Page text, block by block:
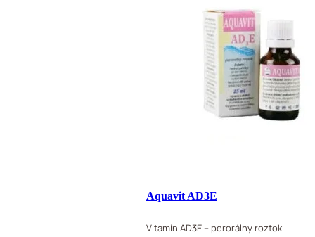
Aquavit AD3E
Vitamín AD3E – perorálny roztok